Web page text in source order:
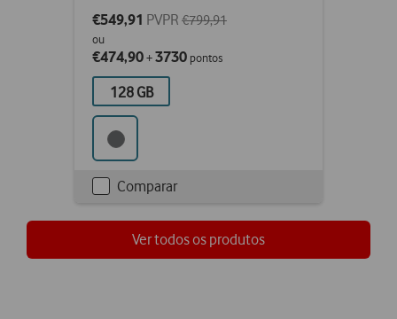
€549,91 PVPR €799,91
ou
€474,90+3730 pontos
128 GB
Checkbox
ticked
Comparar
Ver todos os produtos